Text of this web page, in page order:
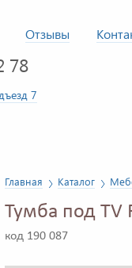
Отзывы
78
7
Главная Каталог
Тумба под TV
код 190 087